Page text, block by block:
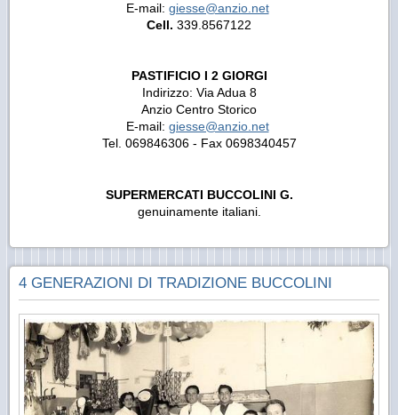
E-mail: giesse@anzio.net
Cell. 339.8567122
PASTIFICIO I 2 GIORGI
Indirizzo: Via Adua 8
Anzio Centro Storico
E-mail: giesse@anzio.net
Tel. 069846306 - Fax 0698340457
SUPERMERCATI BUCCOLINI G.
genuinamente italiani.
4 GENERAZIONI DI TRADIZIONE BUCCOLINI